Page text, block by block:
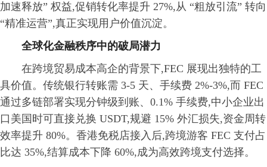
加速释放” 权益,促销转化率提升 27%,从 “粗放引流” 转向
“精准运营”,真正实现用户价值沉淀。
全球化金融秩序中的破局潜力
在跨境贸易成本高企的背景下,FEC 展现出独特的工
具价值。传统银行转账需 3-5 天、手续费 2%-3%,而 FEC
通过多链部署实现分钟级到账、0.1% 手续费,中小企业出
口美国时可直接兑换 USDT,规避 15% 外汇损失,资金周转
效率提升 80%。香港免税店接入后,跨境游客 FEC 支付占
比达 35%,结算成本下降 60%,成为高效跨境支付选择。